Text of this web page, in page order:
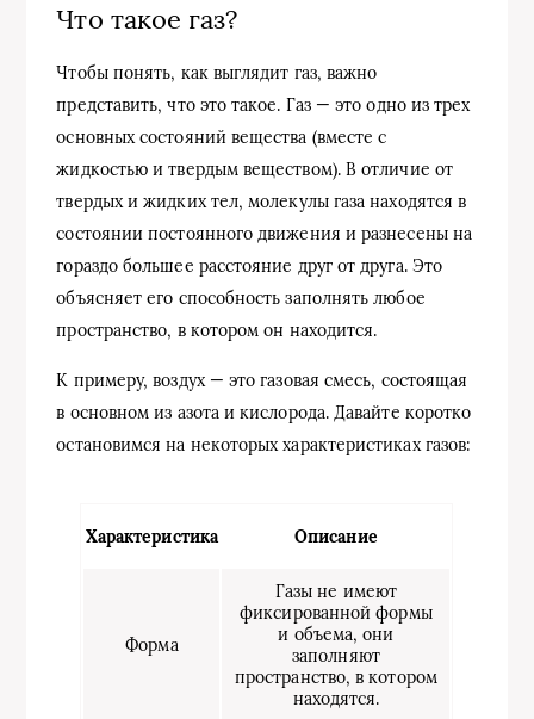
Что такое газ?
Чтобы понять, как выглядит газ, важно
представить, что это такое. Газ — это одно из трех
основных состояний вещества (вместе с
жидкостью и твердым веществом). В отличие от
твердых и жидких тел, молекулы газа находятся в
состоянии постоянного движения и разнесены на
гораздо большее расстояние друг от друга. Это
объясняет его способность заполнять любое
пространство, в котором он находится.
К примеру, воздух — это газовая смесь, состоящая
в основном из азота и кислорода. Давайте коротко
остановимся на некоторых характеристиках газов:
Характеристика Описание
Форма
Газы не имеют
фиксированной формы
и объема, они
заполняют
пространство, в котором
находятся.